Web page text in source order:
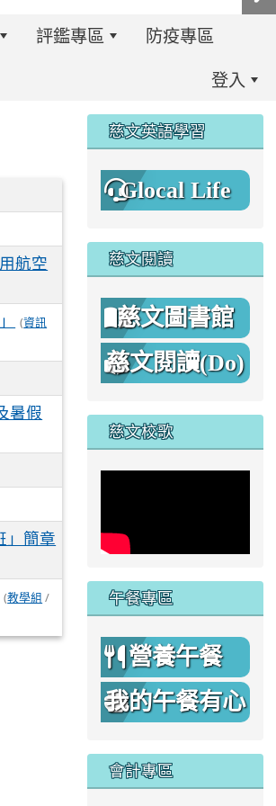
評鑑專區
防疫專區
登入
航空
(資訊
暑假
」簡章
(教學組 /
\
慈文英語學習
Glocal Life
慈文閱讀
慈文圖書館
慈文閱讀(Do)
慈文校歌
午餐專區
營養午餐
我的午餐有心
會計專區